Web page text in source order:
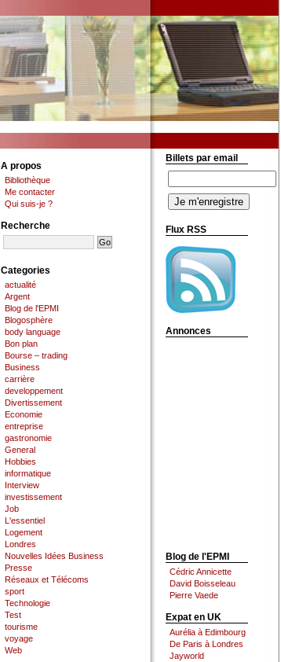
A propos
Bibliothèque
Me contacter
Qui suis-je ?
Recherche
Categories
actualité
Argent
Blog de l'EPMI
Blogosphère
body language
Bon plan
Bourse – trading
Business
carrière
developpement
Divertissement
Economie
entreprise
gastronomie
General
Hobbies
informatique
Interview
investissement
Job
L'essentiel
Logement
Londres
Nouvelles Idées Business
Presse
Réseaux et Télécoms
sport
Technologie
Test
tourisme
voyage
Web
Billets par email
Flux RSS
Annonces
Blog de l'EPMI
Cédric Annicette
David Boisseleau
Pierre Vaede
Expat en UK
Aurélia à Edimbourg
De Paris à Londres
Jayworld